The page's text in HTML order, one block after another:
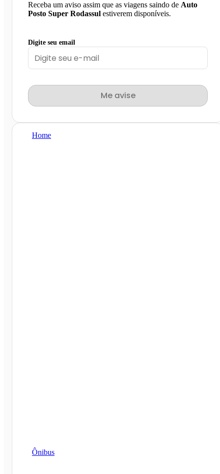
Receba um aviso assim que as viagens saindo de Auto
Posto Super Rodassul estiverem disponíveis.
Digite seu email
Me avise
Home
Ônibus